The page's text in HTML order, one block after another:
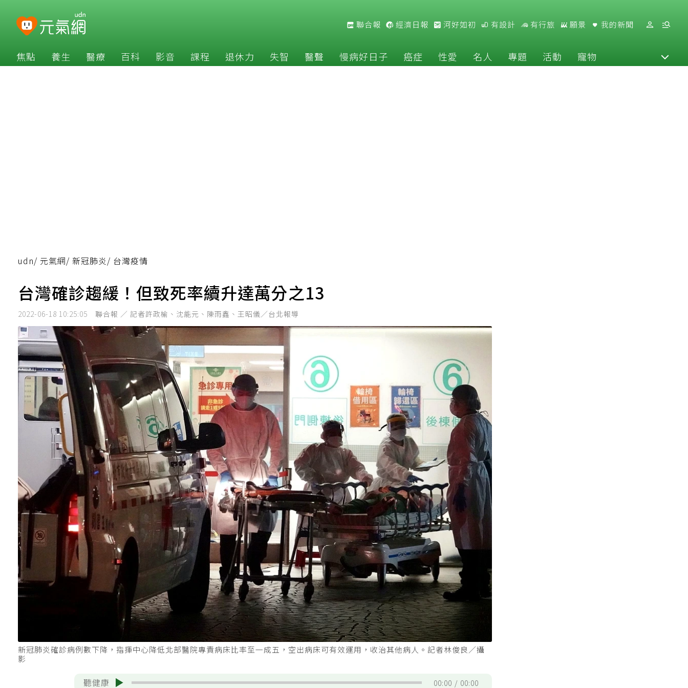
聯合報 經濟日報 河好如初 有設計 有行旅 願景 我的新聞
焦點 養生 醫療 百科 影音 課程 退休力 失智 醫聲 慢病好日子 癌症 性愛 名人 專題 活動 寵物
udn/ 元氣網/ 新冠肺炎/ 台灣疫情
台灣確診趨緩！但致死率續升達萬分之13
2022-06-18 10:25:05 聯合報 ／ 記者許政榆、沈能元、陳雨鑫、王昭儀／台北報導
新冠肺炎確診病例數下降，指揮中心降低北部醫院專責病床比率至一成五，空出病床可有效運用，收治其他病人。記者林俊良／攝
影